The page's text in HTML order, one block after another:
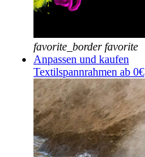
favorite_border favorite
Anpassen und kaufen
Textilspannrahmen ab 0€